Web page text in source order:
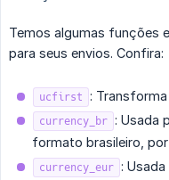
Temos algumas funções
para seus envios. Confira:
ucfirst : Transforma
currency_br : Usada
formato brasileiro,
currency_eur :